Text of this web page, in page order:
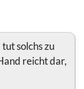
solchs zu
reicht dar,